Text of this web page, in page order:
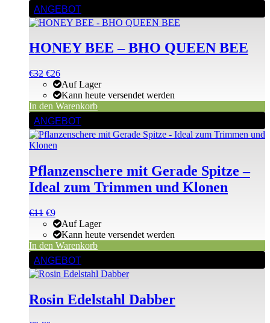
ANGEBOT
HONEY BEE – BHO QUEEN BEE
Ursprünglicher
Preis
war:
€49
€32Aktueller
Preis
ist:
€32.
€26
Auf Lager
Kann heute versendet werden
In den Warenkorb
ANGEBOT
Pflanzenschere mit Gerade Spitze –
Ideal zum Trimmen und Klonen
Ursprünglicher
Preis
war:
€11
€11Aktueller
Preis
ist:
€11.
€9
Auf Lager
Kann heute versendet werden
In den Warenkorb
ANGEBOT
Rosin Edelstahl Dabber